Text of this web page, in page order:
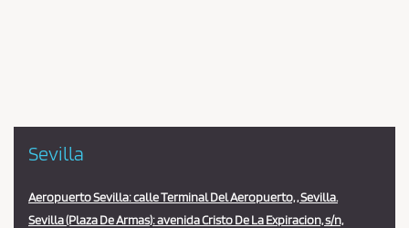
Sevilla
Aeropuerto Sevilla: calle Terminal Del Aeropuerto, , Sevilla.
Sevilla (Plaza De Armas): avenida Cristo De La Expiracion, s/n,